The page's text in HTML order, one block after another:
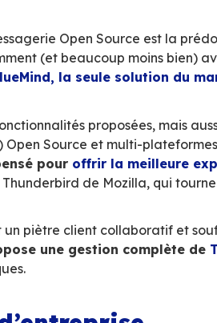
serveur de messagerie
aujourd’huiBlueMind, la
et collaboratif) Open